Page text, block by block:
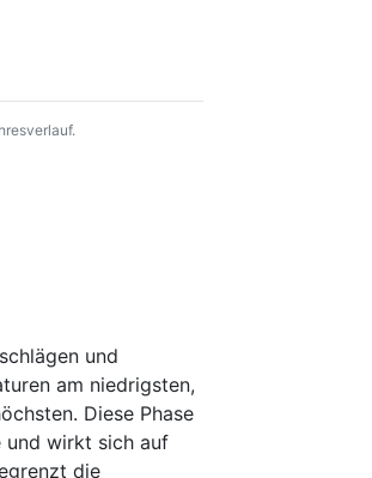
und
am niedrigsten,
Diese Phase
und wirkt sich auf
die